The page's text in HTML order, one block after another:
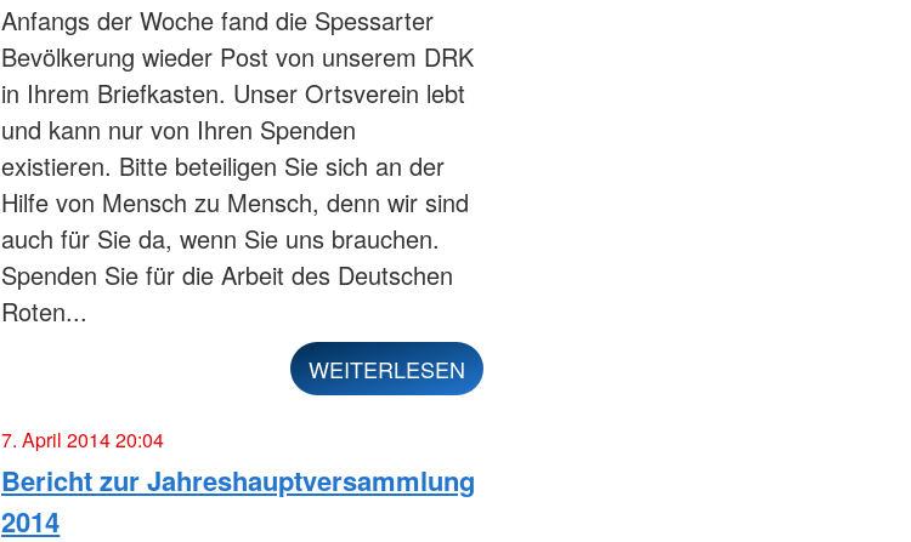
Anfangs der Woche fand die Spessarter
Bevölkerung wieder Post von unserem DRK
in Ihrem Briefkasten. Unser Ortsverein lebt
und kann nur von Ihren Spenden
existieren. Bitte beteiligen Sie sich an der
Hilfe von Mensch zu Mensch, denn wir sind
auch für Sie da, wenn Sie uns brauchen.
Spenden Sie für die Arbeit des Deutschen
Roten...
WEITERLESEN
7. April 2014 20:04
Bericht zur Jahreshauptversammlung
2014